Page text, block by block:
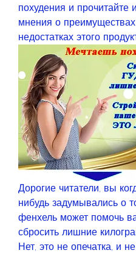
похудения и прочитайте
мнения о
недостатках этого
Дорогие читатели, вы
нибудь задумывались о
фенхель может помочь
сбросить лишние
Нет, это не опечатка, и